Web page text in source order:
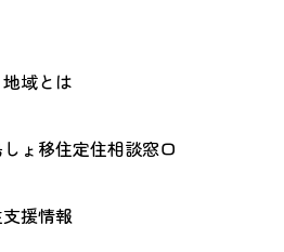
域とは
ょ移住定住相談窓口
援情報